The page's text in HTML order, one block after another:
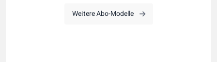
Weitere Abo-Modelle